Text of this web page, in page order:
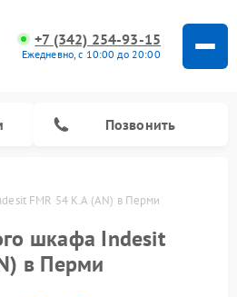
+7 (342) 254-93-15
Ежедневно, с 10:00 до 20:00
Позвонить
FMR 54 K.A (AN) в Перми
шкафа Indesit
в Перми